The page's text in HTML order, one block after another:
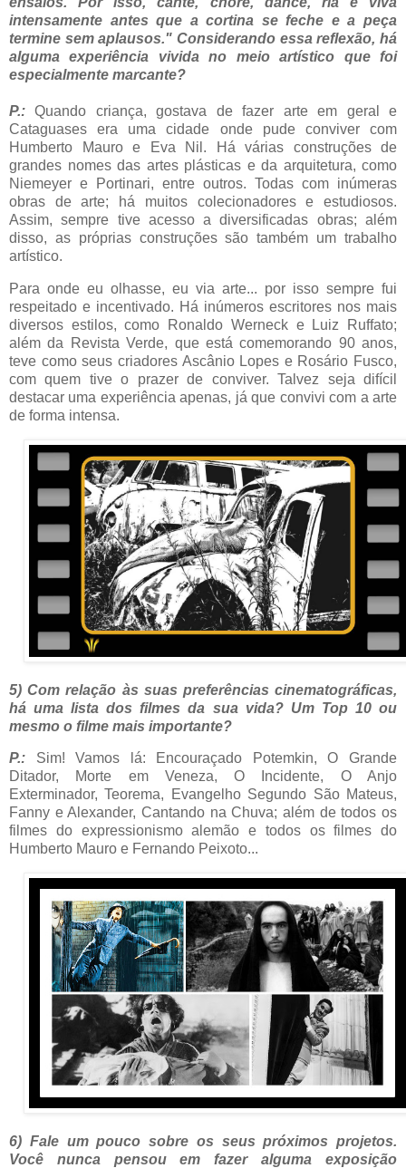
intensamente antes que a cortina se feche e a peça
termine sem aplausos." Considerando essa reflexão, há
alguma experiência vivida no meio artístico que foi
especialmente marcante?
P.: Quando criança, gostava de fazer arte em geral e
Cataguases era uma cidade onde pude conviver com
Humberto Mauro e Eva Nil. Há várias construções de
grandes nomes das artes plásticas e da arquitetura, como
Niemeyer e Portinari, entre outros. Todas com inúmeras
obras de arte; há muitos colecionadores e estudiosos.
Assim, sempre tive acesso a diversificadas obras; além
disso, as próprias construções são também um trabalho
artístico.
Para onde eu olhasse, eu via arte... por isso sempre fui
respeitado e incentivado. Há inúmeros escritores nos mais
diversos estilos, como Ronaldo Werneck e Luiz Ruffato;
além da Revista Verde, que está comemorando 90 anos,
teve como seus criadores Ascânio Lopes e Rosário Fusco,
com quem tive o prazer de conviver. Talvez seja difícil
destacar uma experiência apenas, já que convivi com a arte
de forma intensa.
5) Com relação às suas preferências cinematográficas,
há uma lista dos filmes da sua vida? Um Top 10 ou
mesmo o filme mais importante?
P.: Sim! Vamos lá: Encouraçado Potemkin, O Grande
Ditador, Morte em Veneza, O Incidente, O Anjo
Exterminador, Teorema, Evangelho Segundo São Mateus,
Fanny e Alexander, Cantando na Chuva; além de todos os
filmes do expressionismo alemão e todos os filmes do
Humberto Mauro e Fernando Peixoto...
6) Fale um pouco sobre os seus próximos projetos.
Você nunca pensou em fazer alguma exposição